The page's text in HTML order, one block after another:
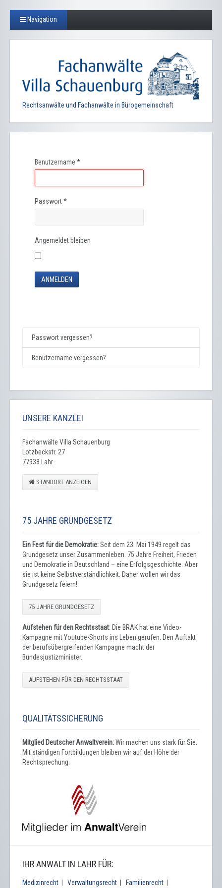
Navigation
Rechtsanwälte und Fachanwälte in Bürogemeinschaft
Benutzername *
Passwort*
Angemeldet bleiben
ANMELDEN
Passwort vergessen?
Benutzername vergessen?
UNSERE KANZLEI
Fachanwälte Villa Schauenburg
Lotzbeckstr. 27
77933 Lahr
STANDORT ANZEIGEN
75 JAHRE GRUNDGESETZ
Ein Fest für die Demokratie:Seit dem 23. Mai 1949 regelt das
Grundgesetz unser Zusammenleben. 75 Jahre Freiheit, Frieden
und Demokratie in Deutschland – eine Erfolgsgeschichte. Aber
sie ist keine Selbstverständlichkeit. Daher wollen wir das
Grundgesetz feiern!
75 JAHRE GRUNDGESETZ
Aufstehen für den Rechtsstaat: Die BRAK hat eine Video-
Kampagne mit Youtube-Shorts ins Leben gerufen. Den Auftakt
der berufsübergreifenden Kampagne macht der
Bundesjustizminister.
AUFSTEHEN FÜR DEN RECHTSSTAAT
QUALITÄTSSICHERUNG
Mitglied Deutscher Anwaltverein:Wir machen uns stark für Sie.
Mit ständigen Fortbildungen bleiben wir auf der Höhe der
Rechtsprechung.
IHR ANWALT IN LAHR FÜR:
Medizinrecht Verwaltungsrecht Familienrecht